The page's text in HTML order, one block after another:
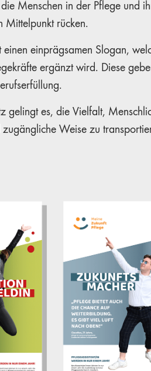
Menschen in der Pflege und
Mittelpunkt rücken.
einen einprägsamen Slogan,
ergänzt wird. Diese
gelingt es, die Vielfalt,
Weise zu